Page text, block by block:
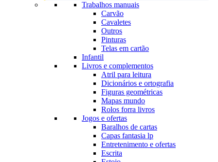
Trabalhos manuais
Carvão
Cavaletes
Outros
Pinturas
Telas em cartão
Infantil
Livros e complementos
Atril para leitura
Dicionários e ortografia
Figuras geométricas
Mapas mundo
Rolos forra livros
Jogos e ofertas
Baralhos de cartas
Capas fantasia lp
Entretenimento e ofertas
Escrita